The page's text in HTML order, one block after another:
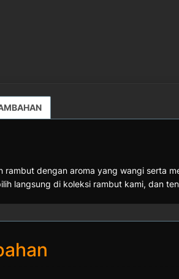
rambut dengan aroma yang wangi serta
langsung di koleksi rambut kami, dan